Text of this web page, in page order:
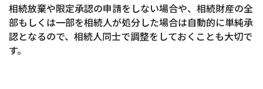
相続放棄や限定承認の申請をしない場合や、相続財産の全
部もしくは一部を相続人が処分した場合は自動的に単純承
認となるので、相続人同士で調整をしておくことも大切で
す。